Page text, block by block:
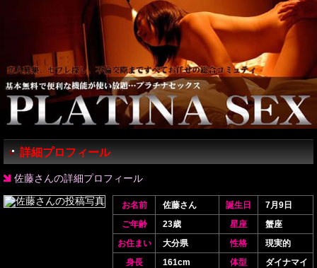
詳細プロフィール
佐藤さんの詳細プロフィール
お名前 佐藤さん 誕生日
7月9日
ご年齢
23歳 星座
蟹座
お住まい
大分県 性格
現実的
身長
161cm 体型
ダイナマイ